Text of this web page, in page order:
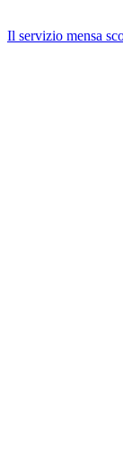
Il servizio mensa